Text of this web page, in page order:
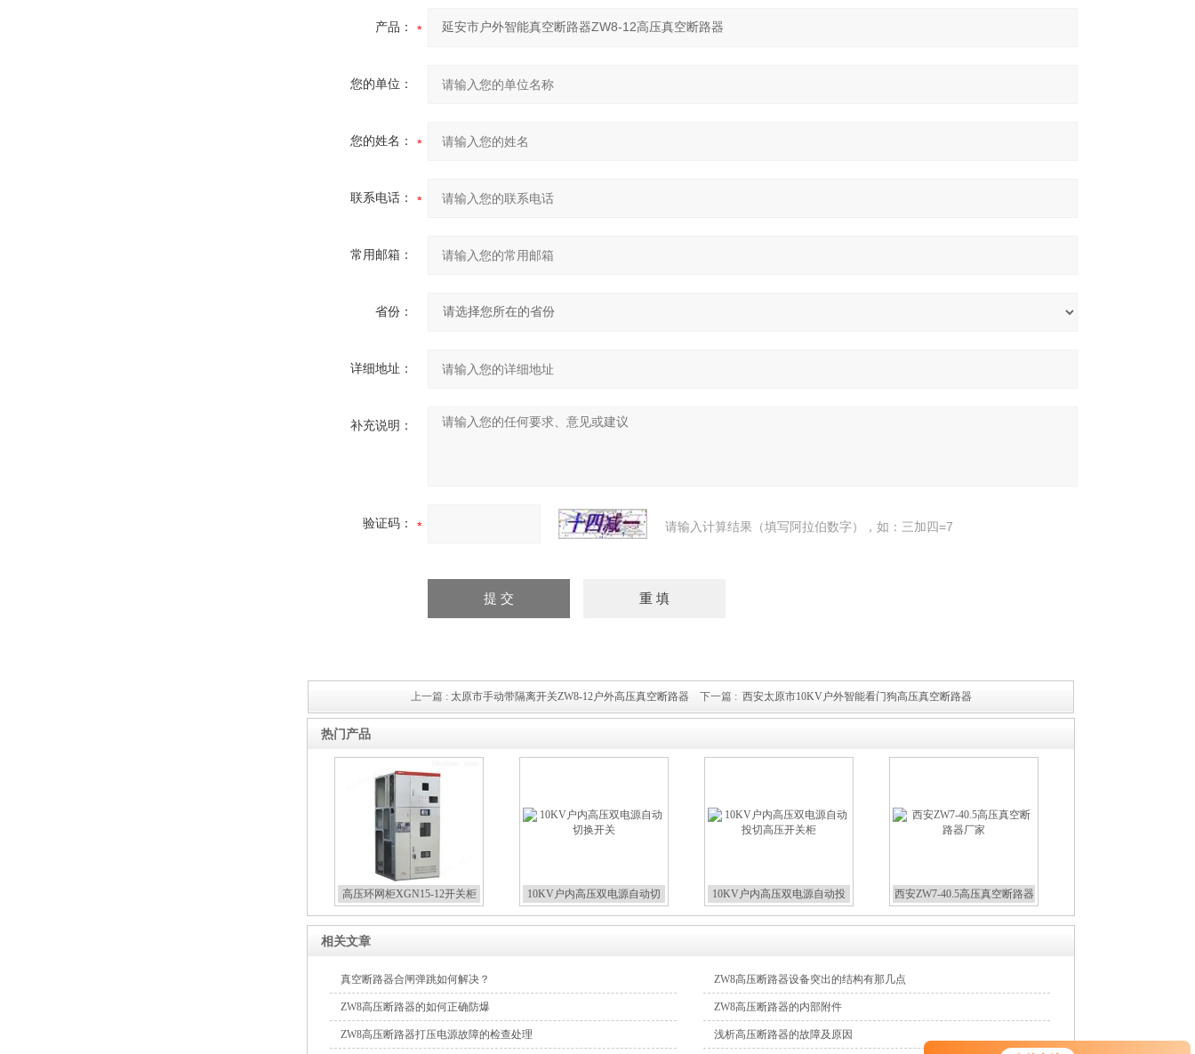
产品：
您的单位：
您的姓名：
联系电话：
常用邮箱：
省份：
详细地址：
补充说明：
验证码： 请输入计算结果（填写阿拉伯数字），如：三加四=7
上一篇 : 太原市手动带隔离开关ZW8-12户外高压真空断路器下一篇 : 西安太原市10KV户外智能看门狗高压真空断路器
热门产品
高压环网柜XGN15-12开关柜
10KV户内高压双电源自动切
10KV户内高压双电源自动投
西安ZW7-40.5高压真空断路器
相关文章
真空断路器合闸弹跳如何解决？ ZW8高压断路器设备突出的结构有那几点
ZW8高压断路器的如何正确防爆 ZW8高压断路器的内部附件
ZW8高压断路器打压电源故障的检查处理 浅析高压断路器的故障及原因